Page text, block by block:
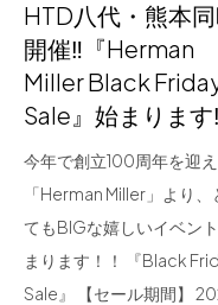
HTD八代・熊本
開催‼『Herman
Miller Black
Sale』始まります
今年で創立100周年を迎
「Herman Miller」より、
てもBIGな嬉しいイベン
まります！！ 『Black
Sale』 【セール期間】